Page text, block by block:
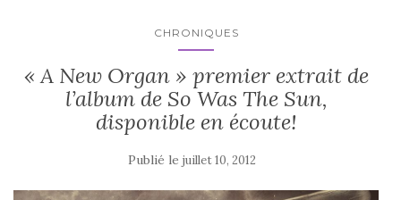
CHRONIQUES
« A New Organ » premier extrait de
l’album de So Was The Sun,
disponible en écoute!
Publié le juillet 10, 2012